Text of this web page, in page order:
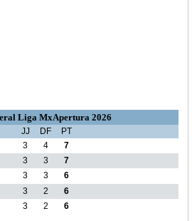
Liga MxApertura 2026
JJ DF
PT
3 4
7
3 3
7
3 3
6
3 2
6
3 2 6